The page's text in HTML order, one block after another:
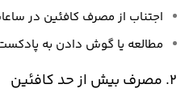
اجتناب از مصرف کافئین در
مطالعه یا گوش دادن به
2. مصرف بیش از حد کافئین